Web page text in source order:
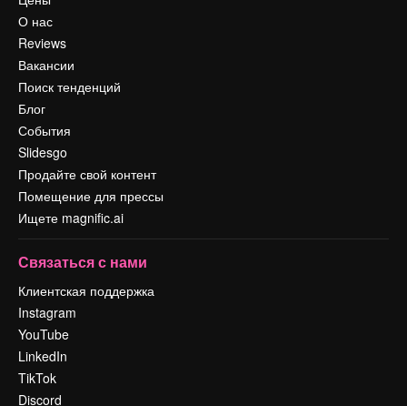
О нас
Reviews
Вакансии
Поиск тенденций
Блог
События
Slidesgo
Продайте свой контент
Помещение для прессы
Ищете magnific.ai
Связаться с нами
Клиентская поддержка
Instagram
YouTube
LinkedIn
TikTok
Discord